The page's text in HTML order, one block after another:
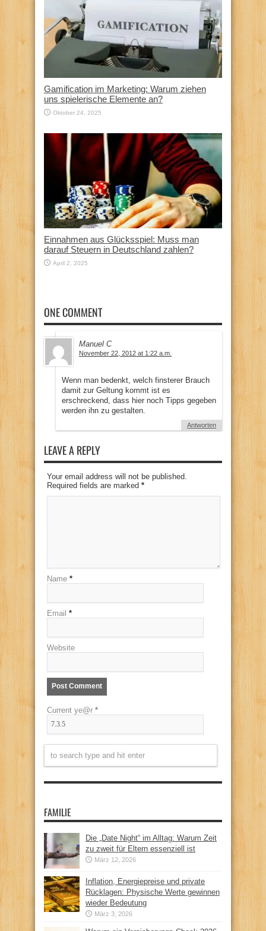
Gamification im Marketing: Warum ziehen
uns spielerische Elemente an?
Oktober 24, 2025
Einnahmen aus Glücksspiel: Muss man
darauf Steuern in Deutschland zahlen?
April 2, 2025
ONE COMMENT
Manuel C
November 22, 2012 at 1:22 a.m.
Wenn man bedenkt, welch finsterer Brauch
damit zur Geltung kommt ist es
erschreckend, dass hier noch Tipps gegeben
werden ihn zu gestalten.
Antworten
LEAVE A REPLY
Your email address will not be published.
Required fields are marked *
Name *
Email *
Website
Current ye@r *
FAMILIE
Die „Date Night“ im Alltag: Warum Zeit
zu zweit für Eltern essenziell ist
März 12, 2026
Inflation, Energiepreise und private
Rücklagen: Physische Werte gewinnen
wieder Bedeutung
März 3, 2026